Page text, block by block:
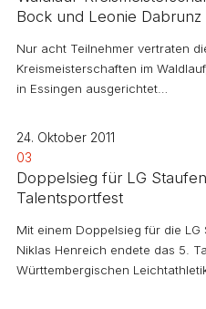
Bock und Leonie Dabrunz
Nur acht Teilnehmer vertraten
Kreismeisterschaften im
in Essingen ausgerichtet…
24. Oktober 2011
03
Doppelsieg für LG
Talentsportfest
Mit einem Doppelsieg für die
Niklas Henreich endete das 5.
Württembergischen